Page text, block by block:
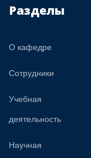
Разделы
О кафедре
Сотрудники
Учебная
деятельность
Научная